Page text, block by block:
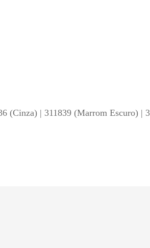
(Cinza) | 311839 (Marrom Escuro) |